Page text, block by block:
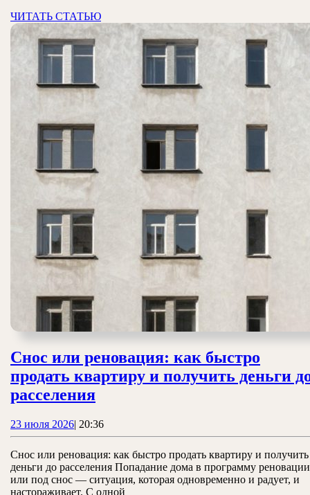
чтобы
двор
ЧИТАТЬ СТАТЬЮЧИТАТЬ
СТАТЬЮ
Снос или реновация: как быстро
продать квартиру и получить деньги
расселенияСнос
реновация:
как
быстро
продать
23 июля 202623
июля
| 20:36
Снос или реновация: как быстро продать квартиру и получить
деньги до расселения Попадание дома в программу реновации
или под снос — ситуация, которая одновременно и радует, и
настораживает. С одной